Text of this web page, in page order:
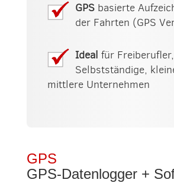
GPS basierte
der Fahrten (GPS
Ideal für Freiberufler,
Selbstständige,
mittlere Unternehmen
GPS
GPS-Datenlogger +